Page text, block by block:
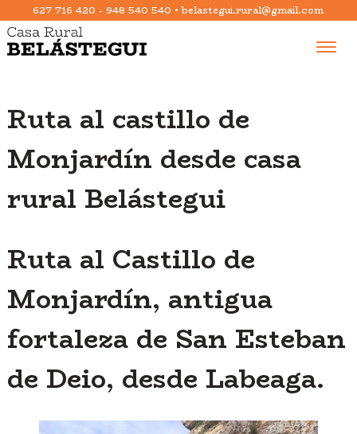
627 716 420 -948 540 540 •belastegui.rural@gmail.com
Toggle
Ruta al castillo de
Monjardín desde casa
rural Belástegui
Ruta al Castillo de
Monjardín, antigua
fortaleza de San Esteban
de Deio, desde Labeaga.